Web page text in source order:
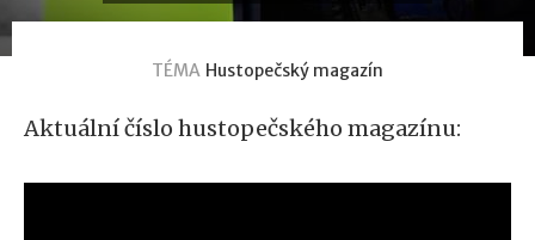
TÉMA Hustopečský magazín
Aktuální číslo hustopečského magazínu: